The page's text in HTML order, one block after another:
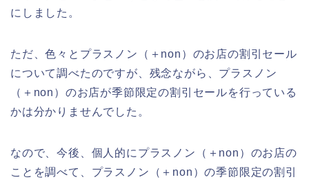
にしました。
ただ、色々とプラスノン（＋non）のお店の割引セール
について調べたのですが、残念ながら、プラスノン
（＋non）のお店が季節限定の割引セールを行っている
かは分かりませんでした。
なので、今後、個人的にプラスノン（＋non）のお店の
ことを調べて、プラスノン（＋non）の季節限定の割引